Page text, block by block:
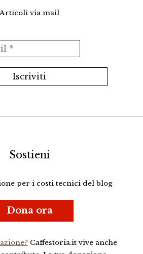
Articoli via mail
Sostieni
per i costi tecnici del blog
Dona ora
Caffestoria.it vive anche